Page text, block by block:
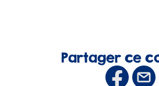
Partager ce